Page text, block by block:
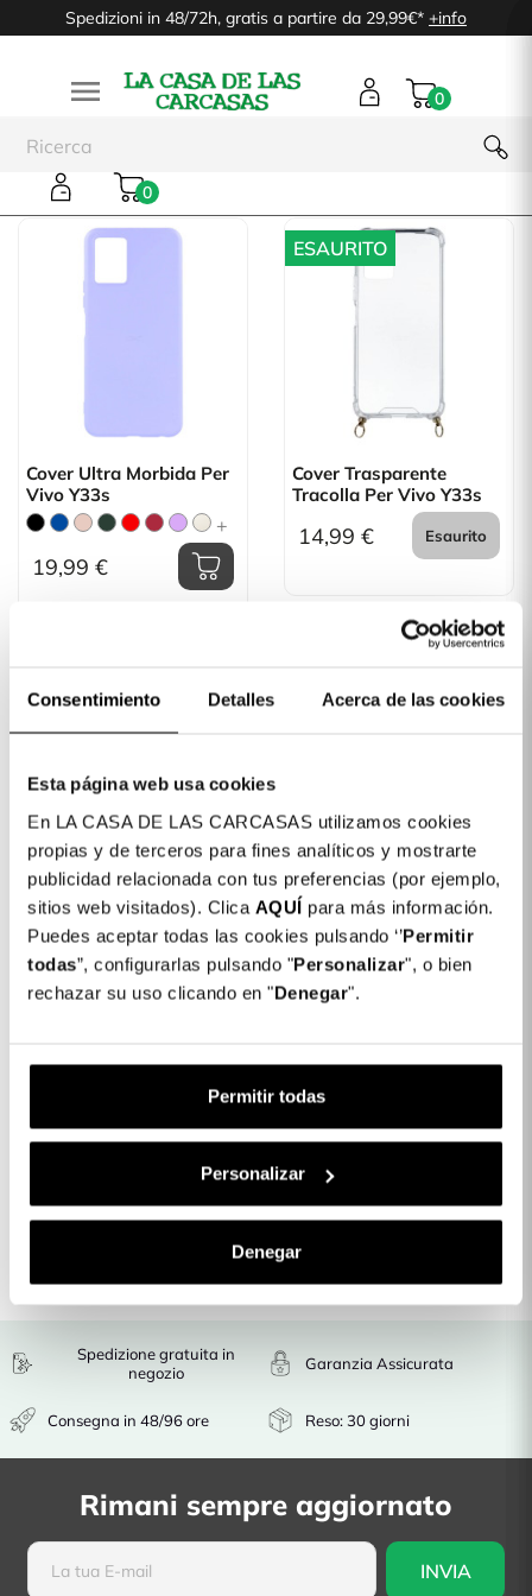
Consentimiento Detalles Acerca de las cookies
Esta página web usa cookies
En LA CASA DE LAS CARCASAS utilizamos cookies
propias y de terceros para fines analíticos y mostrarte
publicidad relacionada con tus preferencias (por ejemplo,
sitios web visitados). Clica AQUÍ para más información.
Puedes aceptar todas las cookies pulsando ‘’Permitir
todas”, configurarlas pulsando "Personalizar", o bien
rechazar su uso clicando en "Denegar".
Permitir todas
Personalizar
Denegar
Spedizioni in 48/72h, gratis a partire da 29,99€* +info
 0
0
Cover Ultra Morbida Per
Vivo Y33s
+
19,99 €
Cover Trasparente
Tracolla Per Vivo Y33s
14,99 € Esaurito
ESAURITO
Cover Silicone Con
Copricamera Colore Per
Vivo Y33s
ESAURITO
Torna all'inizio
Spedizione gratuita in
negozio
Consegna in 48/96 ore
Garanzia Assicurata
Reso: 30 giorni
Rimani sempre aggiornato